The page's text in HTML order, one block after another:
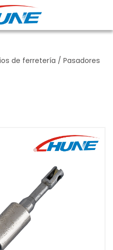
de ferretería / Pasadores